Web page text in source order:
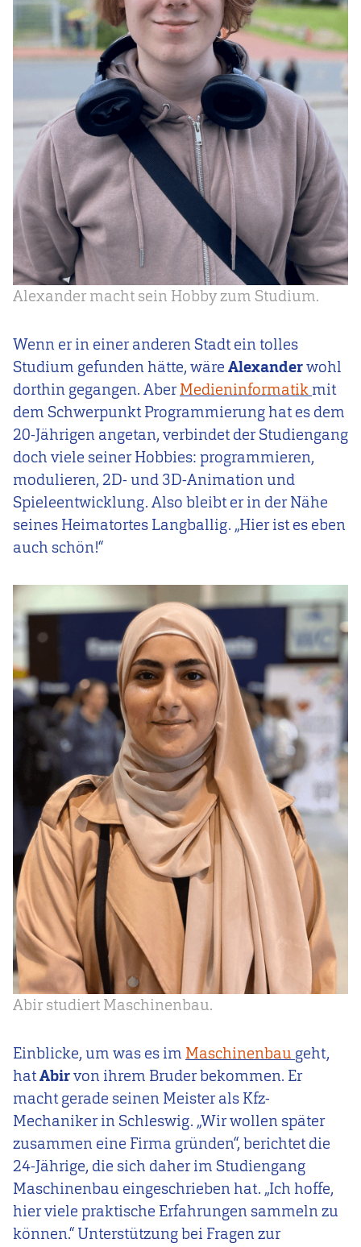
Alexander macht sein Hobby zum Studium.
Wenn er in einer anderen Stadt ein tolles
Studium gefunden hätte, wäre Alexanderwohl
dorthin gegangen. AberMedieninformatik mit
dem Schwerpunkt Programmierung hat es dem
20-Jährigen angetan, verbindet der Studiengang
doch viele seiner Hobbies: programmieren,
modulieren, 2D- und 3D-Animation und
Spieleentwicklung. Also bleibt er in der Nähe
seines Heimatortes Langballig. „Hier ist es eben
auch schön!“
Abir studiert Maschinenbau.
Einblicke, um was es im Maschinenbau geht,
hatAbirvon ihrem Bruder bekommen. Er
macht gerade seinen Meister als Kfz-
Mechaniker in Schleswig. „Wir wollen später
zusammen eine Firma gründen“, berichtet die
24-Jährige, die sich daher im Studiengang
Maschinenbau eingeschrieben hat. „Ich hoffe,
hier viele praktische Erfahrungen sammeln zu
können.“ Unterstützung bei Fragen zur